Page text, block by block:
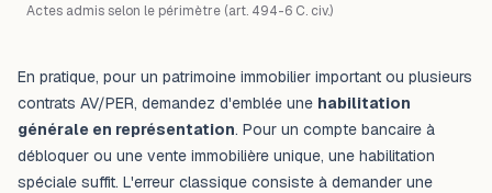
Actes admis selon le périmètre (art. 494-6 C. civ.)
En pratique, pour un patrimoine immobilier important ou plusieurs
contrats AV/PER, demandez d'emblée une habilitation
générale en représentation. Pour un compte bancaire à
débloquer ou une vente immobilière unique, une habilitation
spéciale suffit. L'erreur classique consiste à demander une